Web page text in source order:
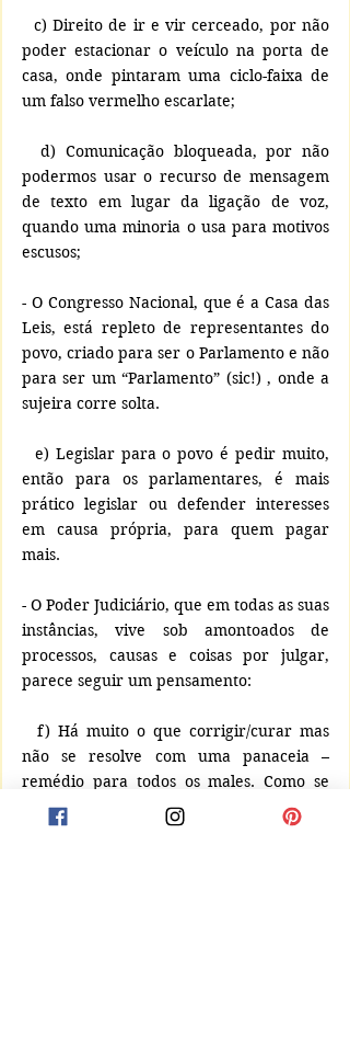
c) Direito de ir e vir cerceado, por não
poder estacionar o veículo na porta de
casa, onde pintaram uma ciclo-faixa de
um falso vermelho escarlate;
d) Comunicação bloqueada, por não
podermos usar o recurso de mensagem
de texto em lugar da ligação de voz,
quando uma minoria o usa para motivos
escusos;
- O Congresso Nacional, que é a Casa das
Leis, está repleto de representantes do
povo, criado para ser o Parlamento e não
para ser um “Parlamento” (sic!) , onde a
sujeira corre solta.
e) Legislar para o povo é pedir muito,
então para os parlamentares, é mais
prático legislar ou defender interesses
em causa própria, para quem pagar
mais.
- O Poder Judiciário, que em todas as suas
instâncias, vive sob amontoados de
processos, causas e coisas por julgar,
parece seguir um pensamento:
f) Há muito o que corrigir/curar mas
não se resolve com uma panaceia –
remédio para todos os males. Como se
diz no jargão da saúde pública, é virose,
surto, epidemia, endemia, sei lá, quase